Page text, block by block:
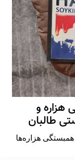
هزاره و
طالبان
هزاره‌ها